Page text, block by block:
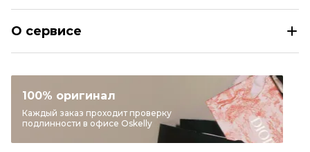
Категория
Бренд
RUSLAN BAGINSKIY
Цвет
Зеленый
О сервисе
100% оригинал
Каждый заказ проходит проверку
подлинности в офисе Oskelly